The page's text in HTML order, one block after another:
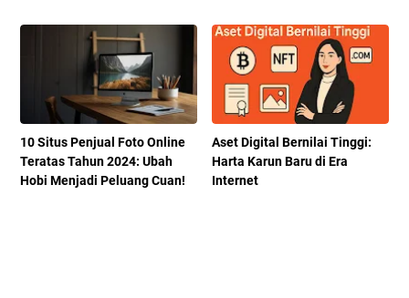
10 Situs Penjual Foto Online
Teratas Tahun 2024: Ubah
Hobi Menjadi Peluang Cuan!
Aset Digital Bernilai Tinggi:
Harta Karun Baru di Era
Internet